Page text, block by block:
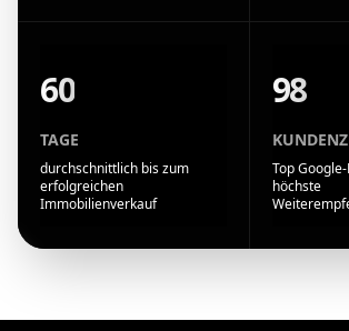
60
TAGE
durchschnittlich bis zum
erfolgreichen
Immobilienverkauf
98
Top
höchste